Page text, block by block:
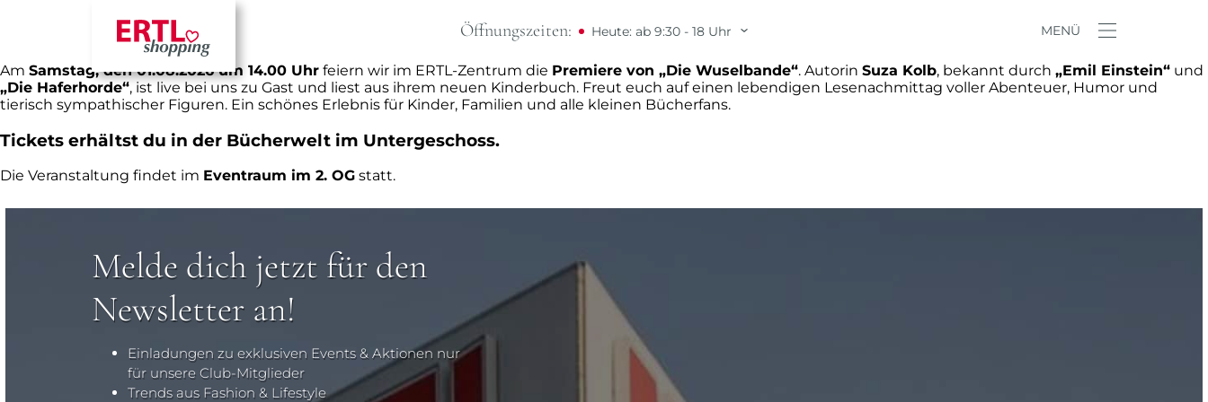
Öffnungszeiten: Heute: ab 9:30 - 18 Uhr MENÜ
Premieren-Lesung: „Die Wuselbande“ mit Suza Kolb
Am Samstag, den 01.08.2026 um 14.00 Uhr feiern wir im ERTL-Zentrum die Premiere von „Die Wuselbande“. Autorin Suza Kolb, bekannt durch „Emil Einstein“ und
„Die Haferhorde“, ist live bei uns zu Gast und liest aus ihrem neuen Kinderbuch. Freut euch auf einen lebendigen Lesenachmittag voller Abenteuer, Humor und
tierisch sympathischer Figuren. Ein schönes Erlebnis für Kinder, Familien und alle kleinen Bücherfans.
Tickets erhältst du in der Bücherwelt im Untergeschoss.
Die Veranstaltung findet im Eventraum im 2. OG statt.
Melde dich jetzt für den
Newsletter an!
Einladungen zu exklusiven Events & Aktionen nur
für unsere Club-Mitglieder
Trends aus Fashion & Lifestyle